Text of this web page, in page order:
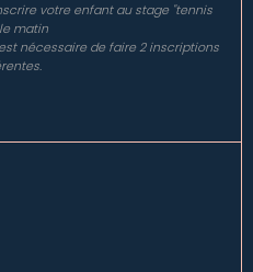
votre enfant au stage "tennis
le matin
nécessaire de faire 2 inscriptions